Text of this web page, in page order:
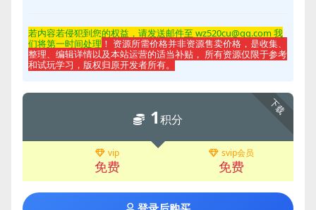
若内容若侵犯到您的权益，请发送邮件至 wz520cu@qq.com 我
们将第一时间处理 ！ 资源所需价格并非资源售卖价格，是收集、
整理、编辑详情以及本站运营的适当补贴， 所有资源仅限于参考
和试玩学习，版权归原开发者所有。
下载
1积分
vip
免费
svip会员
免费